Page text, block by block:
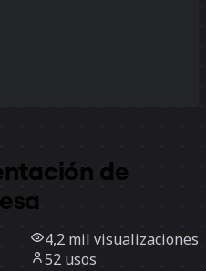
de
4,2 mil visualizaciones
52 usos